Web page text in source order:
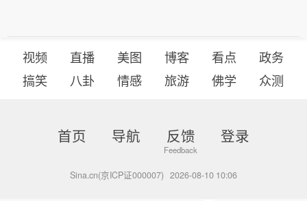
视频 直播 美图 博客 看点
政务
搞笑
八卦 情感 旅游 佛学 众测
首页 导航 反馈 登录
Sina.cn(京ICP证000007) 2026-08-10 10:06